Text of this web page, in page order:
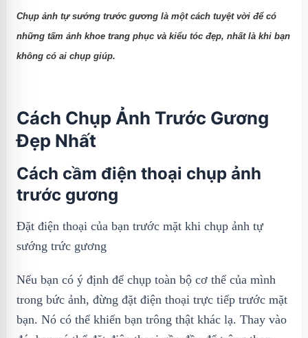
Chụp ảnh tự sướng trước gương là một cách tuyệt vời để có
những tấm ảnh khoe trang phục và kiểu tóc đẹp, nhất là khi bạn
không có ai chụp giúp.
Cách Chụp Ảnh Trước Gương
Đẹp Nhất
Cách cầm điện thoại chụp ảnh
trước gương
Đặt điện thoại của bạn trước mặt khi chụp ảnh tự
sướng trức gương
Nếu bạn có ý định để chụp toàn bộ cơ thể của mình
trong bức ảnh, đừng đặt điện thoại trực tiếp trước mặt
bạn. Nó có thể khiến bạn trông thật khác lạ. Thay vào